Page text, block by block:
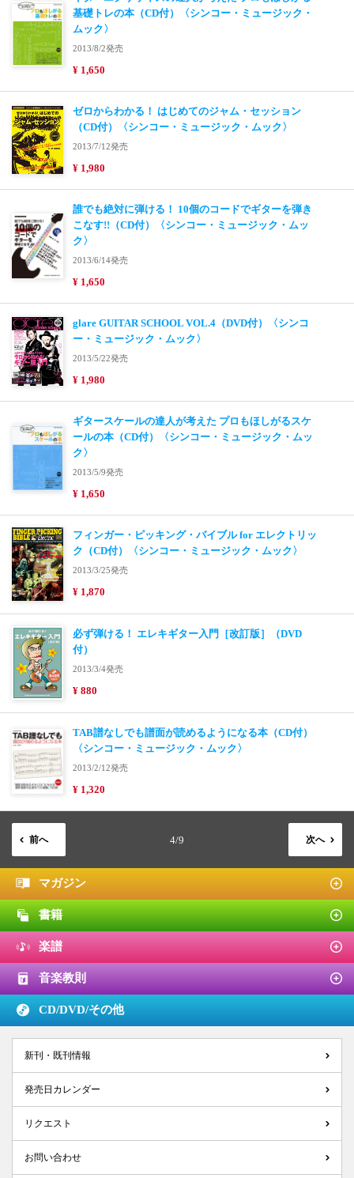
基礎トレの本（CD付）〈シンコー・ミュージック・
ムック〉
2013/8/2発売
¥ 1,650
ゼロからわかる！ はじめてのジャム・セッション
（CD付）〈シンコー・ミュージック・ムック〉
2013/7/12発売
¥ 1,980
誰でも絶対に弾ける！ 10個のコードでギターを弾き
こなす!!（CD付）〈シンコー・ミュージック・ムッ
ク〉
2013/6/14発売
¥ 1,650
glare GUITAR SCHOOL VOL.4（DVD付）〈シンコ
ー・ミュージック・ムック〉
2013/5/22発売
¥ 1,980
ギタースケールの達人が考えた プロもほしがるスケ
ールの本（CD付）〈シンコー・ミュージック・ムッ
ク〉
2013/5/9発売
¥ 1,650
フィンガー・ピッキング・バイブル for エレクトリッ
ク（CD付）〈シンコー・ミュージック・ムック〉
2013/3/25発売
¥ 1,870
必ず弾ける！ エレキギター入門［改訂版］（DVD
付）
2013/3/4発売
¥ 880
TAB譜なしでも譜面が読めるようになる本（CD付）
〈シンコー・ミュージック・ムック〉
2013/2/12発売
¥ 1,320
前へ 4/9 次へ
マガジン
書籍
楽譜
音楽教則
CD/DVD/その他
新刊・既刊情報
発売日カレンダー
リクエスト
お問い合わせ